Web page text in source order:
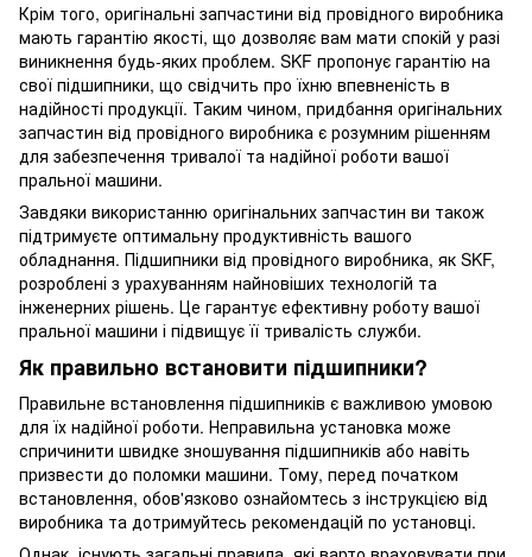
Крім того, оригінальні запчастини від провідного виробника
мають гарантію якості, що дозволяє вам мати спокій у разі
виникнення будь-яких проблем. SKF пропонує гарантію на
свої підшипники, що свідчить про їхню впевненість в
надійності продукції. Таким чином, придбання оригінальних
запчастин від провідного виробника є розумним рішенням
для забезпечення тривалої та надійної роботи вашої
пральної машини.
Завдяки використанню оригінальних запчастин ви також
підтримуєте оптимальну продуктивність вашого
обладнання. Підшипники від провідного виробника, як SKF,
розроблені з урахуванням найновіших технологій та
інженерних рішень. Це гарантує ефективну роботу вашої
пральної машини і підвищує її тривалість служби.
Як правильно встановити підшипники?
Правильне встановлення підшипників є важливою умовою
для їх надійної роботи. Неправильна установка може
спричинити швидке зношування підшипників або навіть
призвести до поломки машини. Тому, перед початком
встановлення, обов'язково ознайомтесь з інструкцією від
виробника та дотримуйтесь рекомендацій по установці.